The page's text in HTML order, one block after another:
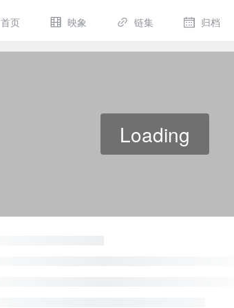
首页 映象 链集 归档
Loading